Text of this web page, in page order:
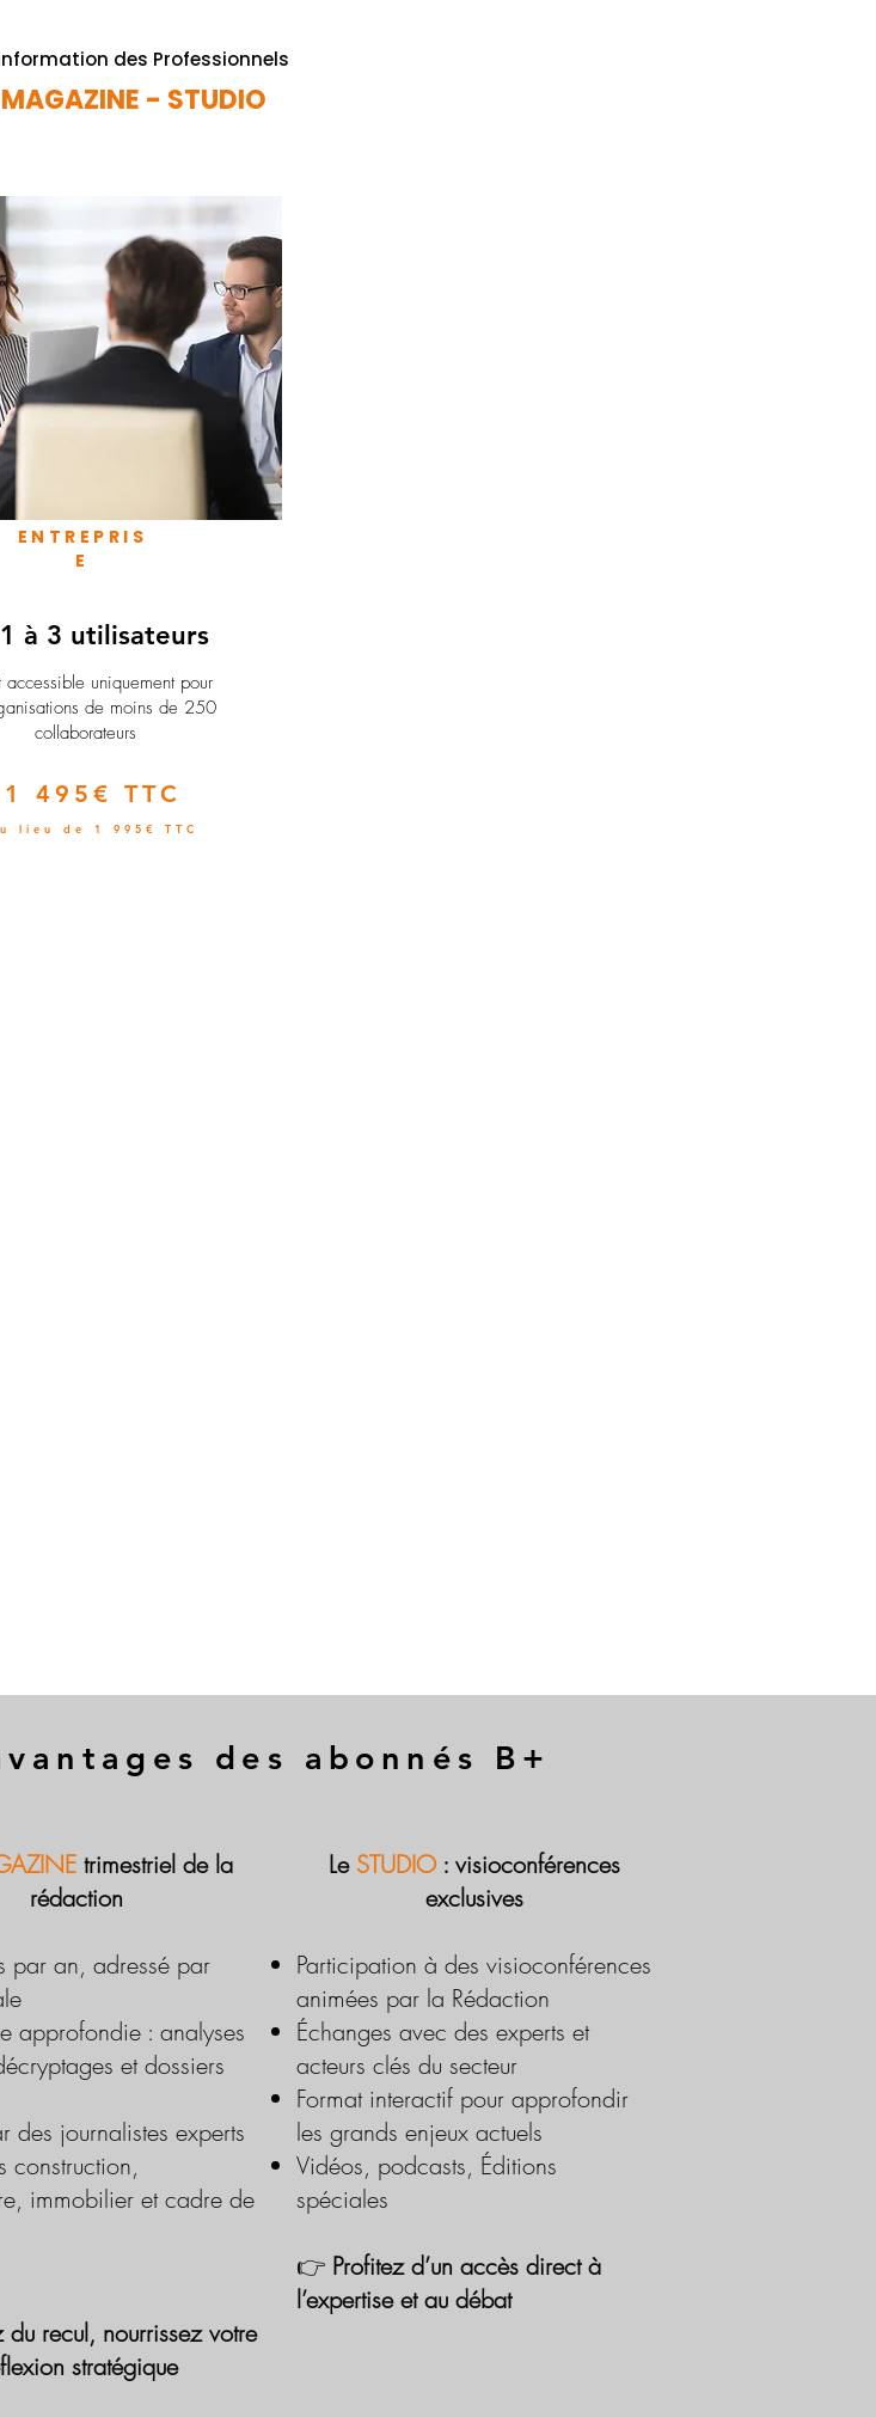
des Professionnels
- STUDIO
ENTREPRIS
E
à 3 utilisateurs
accessible uniquement pour
de moins de 250
collaborateurs
1 495€ TTC
lieu de 1 995€ TTC
des abonnés B+
trimestriel de la
rédaction
par an, adressé par
approfondie : analyses
et dossiers
des journalistes experts
construction,
immobilier et cadre de
du recul, nourrissez votre
stratégique
Le STUDIO : visioconférences
exclusives
Participation à des visioconférences
animées par la Rédaction
Échanges avec des experts et
acteurs clés du secteur
Format interactif pour approfondir
les grands enjeux actuels
Vidéos, podcasts, Éditions
spéciales
👉 Profitez d’un accès direct à
l’expertise et au débat